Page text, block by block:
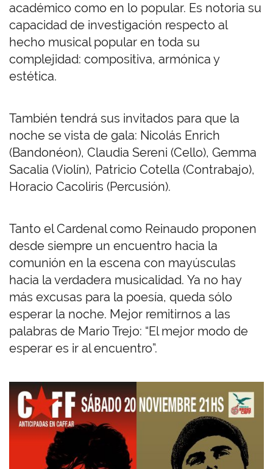
académico como en lo popular. Es notoria su
capacidad de investigación respecto al
hecho musical popular en toda su
complejidad: compositiva, armónica y
estética.
También tendrá sus invitados para que la
noche se vista de gala: Nicolás Enrich
(Bandonéon), Claudia Sereni (Cello), Gemma
Sacalia (Violín), Patricio Cotella (Contrabajo),
Horacio Cacoliris (Percusión).
Tanto el Cardenal como Reinaudo proponen
desde siempre un encuentro hacia la
comunión en la escena con mayúsculas
hacia la verdadera musicalidad. Ya no hay
más excusas para la poesía, queda sólo
esperar la noche. Mejor remitirnos a las
palabras de Mario Trejo: “El mejor modo de
esperar es ir al encuentro”.